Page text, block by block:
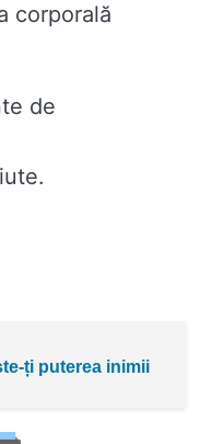
corporală
de
ți puterea inimii